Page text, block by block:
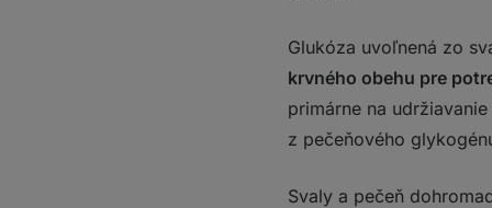
Glukóza uvoľnená zo
krvného obehu pre
primárne na
z pečeňového
Svaly a pečeň